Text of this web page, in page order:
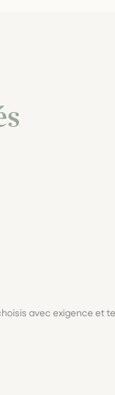
avec exigence et